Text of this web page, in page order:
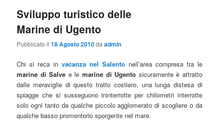
Sviluppo turistico delle
Marine di Ugento
Pubblicato il18 Agosto 2010daadmin
Chi si reca invacanza nel Salento nell’area compresa tra le
marine di Salve e lemarine di Ugento sicuramente è attratto
dalle meraviglie di questo tratto costiero, una lunga distesa di
spiagge che si susseguono ininterrotte per chilometri interrotte
solo ogni tanto da qualche piccolo agglomerato di scogliere o da
qualche basso promontorio sporgente nel mare.